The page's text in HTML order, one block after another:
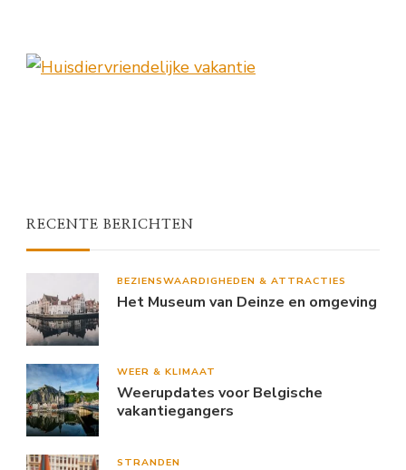
RECENTE BERICHTEN
BEZIENSWAARDIGHEDEN & ATTRACTIES
Het Museum van Deinze en omgeving
WEER & KLIMAAT
Weerupdates voor Belgische
vakantiegangers
STRANDEN